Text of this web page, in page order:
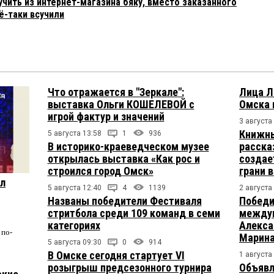
из интернет-магазина бяку, вместо заказанного
таки всучили
Что отражается в "Зеркале":
выставка Ольги КОШЕЛЕВОЙ с
игрой фактур и значений
5 августа 13:58 1 936
В историко-краеведческом музее
открылась выставка «Как рос и
строился город Омск»
5 августа 12:40 4 1139
Названы победители Фестиваля
стритбола среди 109 команд в семи
категориях
5 августа 09:30 0 914
В Омске сегодня стартует VI
розыгрыш предсезонного турнира
Лица
Омска
3
грани
2
1